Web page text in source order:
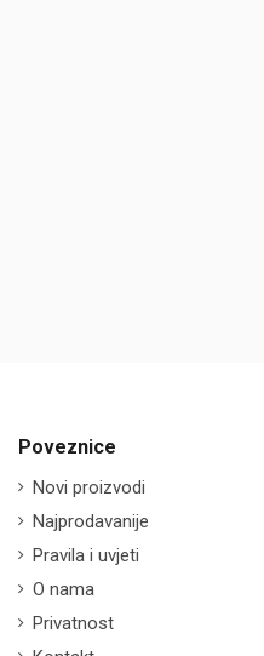
Poveznice
Novi proizvodi
Najprodavanije
Pravila i uvjeti
O nama
Privatnost